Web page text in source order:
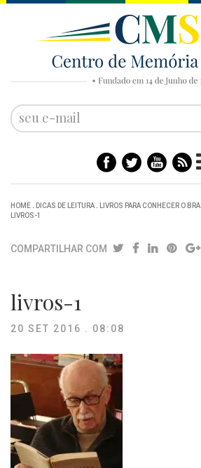
HOME DICAS DE LEITURA LIVROS PARA CONHECER O
LIVROS-1
COMPARTILHAR COM
livros-1
20 SET 2016 . 08:08